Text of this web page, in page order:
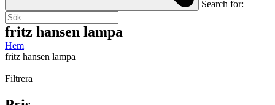
Search for:
fritz hansen lampa
Hem
fritz hansen lampa
Filtrera